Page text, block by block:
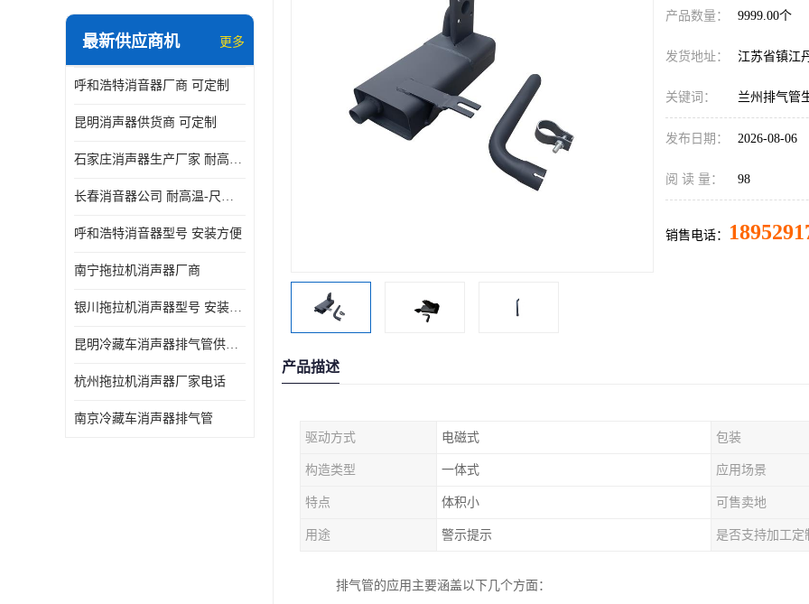
最新供应商机 更多
呼和浩特消音器厂商 可定制
昆明消声器供货商 可定制
石家庄消声器生产厂家 耐高温-尺寸可定制
长春消音器公司 耐高温-尺寸可定制
呼和浩特消音器型号 安装方便
南宁拖拉机消声器厂商
银川拖拉机消声器型号 安装方便
昆明冷藏车消声器排气管供货商 可定制
杭州拖拉机消声器厂家电话
南京冷藏车消声器排气管
产品数量： 9999.00个
发货地址： 江苏省镇江
关键词： 兰州排气管
发布日期： 2026-08-06
阅 读 量： 98
销售电话：
产品描述
驱动方式 电磁式 包装
构造类型 一体式 应用场景
特点 体积小 可售卖地
用途 警示提示 是否支持加工定
排气管的应用主要涵盖以下几个方面：